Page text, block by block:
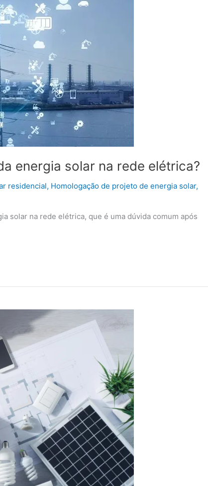
energia solar na rede elétrica?
residencial, Homologação de projeto de energia solar,
solar na rede elétrica, que é uma dúvida comum após